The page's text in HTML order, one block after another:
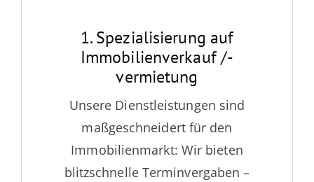
1. Spezialisierung auf
Immobilienverkauf /-
vermietung
Unsere Dienstleistungen sind
maßgeschneidert für den
Immobilienmarkt: Wir bieten
blitzschnelle Terminvergaben –